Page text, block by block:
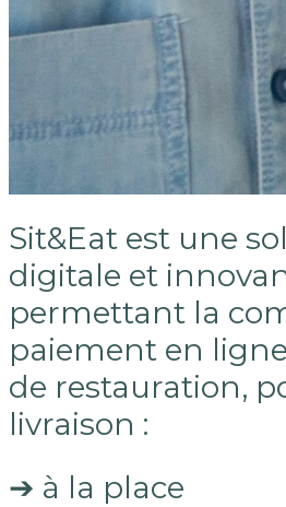
Sit&Eat est une
digitale et
permettant la
paiement en
de restauration,
livraison :
➔ à la place